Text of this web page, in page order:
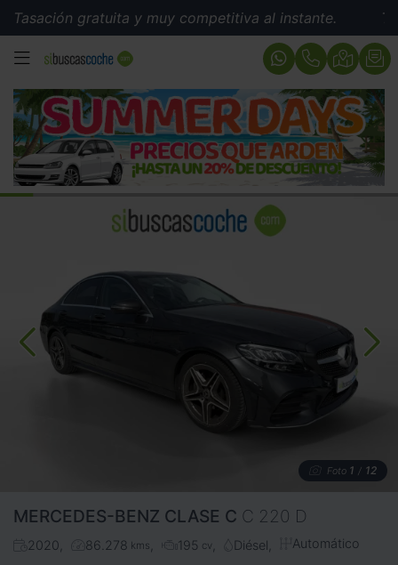
gratuita y muy competitiva al instante. Tasación
MENÚ
Foto 1 / 12
MERCEDES-BENZ CLASE C C 220 D
2020 86.278 kms 195 cv Diésel Automático